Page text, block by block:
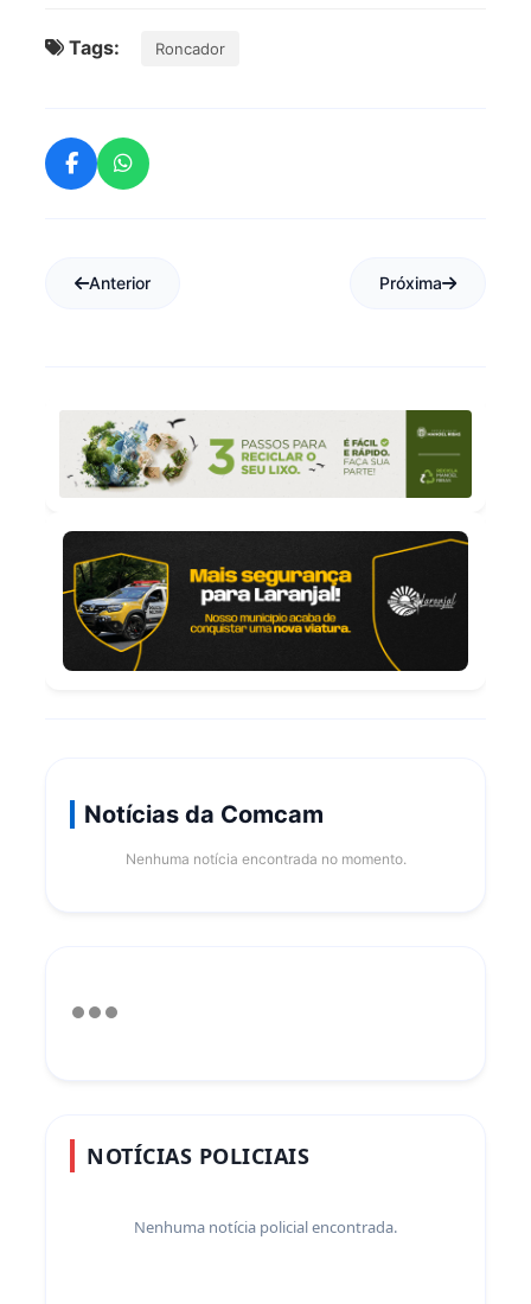
Tags: Roncador
Anterior Próxima
Notícias da Comcam
Nenhuma notícia encontrada no momento.
NOTÍCIAS POLICIAIS
Nenhuma notícia policial encontrada.